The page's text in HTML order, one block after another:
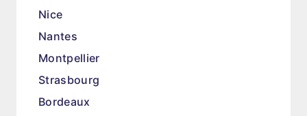
Nice
Nantes
Montpellier
Strasbourg
Bordeaux